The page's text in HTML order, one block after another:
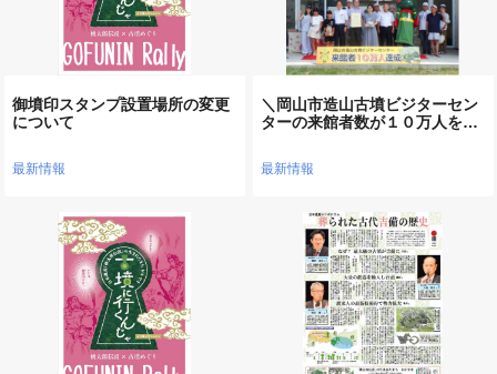
御墳印スタンプ設置場所の変更
について
最新情報
＼岡山市造山古墳ビジターセン
ターの来館者数が１０万人を…
最新情報